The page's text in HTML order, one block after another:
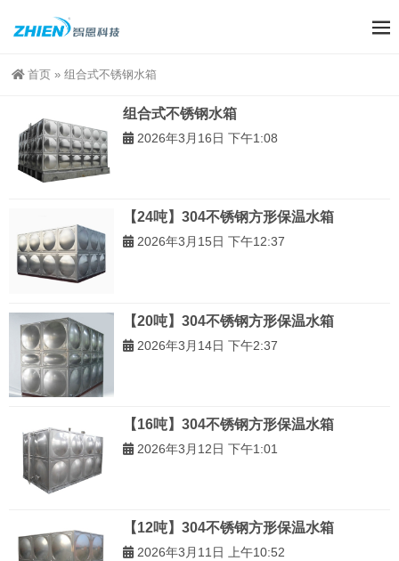
首页 » 组合式不锈钢水箱
组合式不锈钢水箱
2026年3月16日 下午1:08
【24吨】304不锈钢方形保温水箱
2026年3月15日 下午12:37
【20吨】304不锈钢方形保温水箱
2026年3月14日 下午2:37
【16吨】304不锈钢方形保温水箱
2026年3月12日 下午1:01
【12吨】304不锈钢方形保温水箱
2026年3月11日 上午10:52